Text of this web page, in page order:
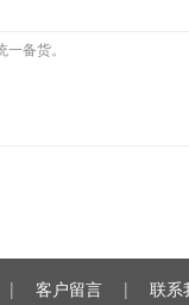
备货。
| 客户留言 | 联系